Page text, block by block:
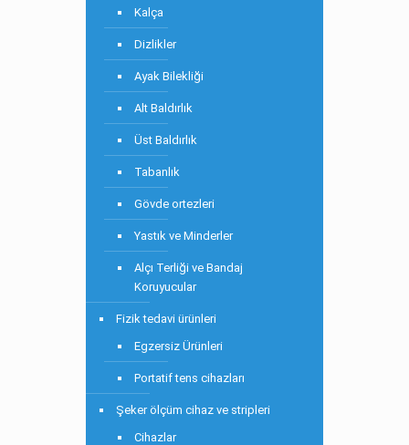
Kalça
Dizlikler
Ayak Bilekliği
Alt Baldırlık
Üst Baldırlık
Tabanlık
Gövde ortezleri
Yastık ve Minderler
Alçı Terliği ve Bandaj
Koruyucular
Fizik tedavi ürünleri
Egzersiz Ürünleri
Portatif tens cihazları
Şeker ölçüm cihaz ve stripleri
Cihazlar